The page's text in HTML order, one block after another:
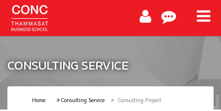
CONSULTING SERVICE
Home Consulting Service Consulting Project